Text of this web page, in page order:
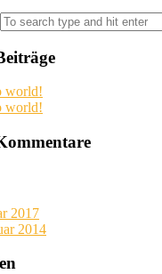
world!
world!
2017
2014